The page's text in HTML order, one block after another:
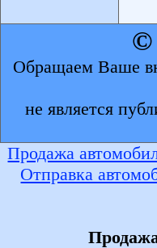
©
Обращаем Ваше
не является
Продажа
Отправка